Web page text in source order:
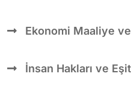
Ekonomi Maaliye
İnsan Hakları ve